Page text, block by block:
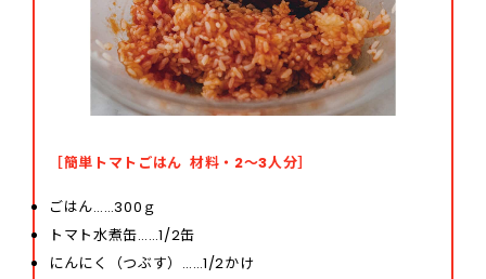
［簡単トマトごはん 材料・2～3人分］
ごはん……300ｇ
トマト水煮缶……1/2缶
にんにく（つぶす）……1/2かけ